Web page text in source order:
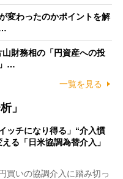
変わったのかポイントを解
山財務相の「円資産への投
…
一覧を見る
」
ッチになり得る」“介入慣
る「日米協調為替介入」
買いの協調介入に踏み切っ